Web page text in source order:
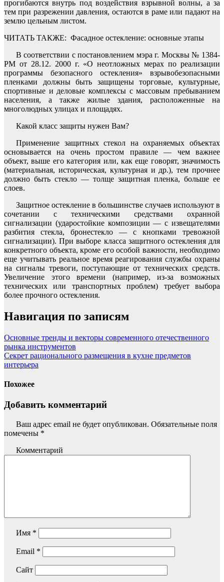
прогибаются внутрь под воздействия взрывной волны, а за
тем при разрежении давления, остаются в раме или падают на
землю цельным листом.
ЧИТАТЬ ТАКЖЕ: Фасадное остекление: основные этапы
В соответствии с постановлением мэра г. Москвы № 1384-
РМ от 28.12. 2000 г. «О неотложных мерах по реализации
программы безопасного остекления» взрывобезопасными
пленками должны быть защищены торговые, культурные,
спортивные и деловые комплексы с массовым пребыванием
населения, а также жилые здания, расположенные на
многолюдных улицах и площадях.
Какой класс защиты нужен Вам?
Применение защитных стекол на охраняемых объектах
основывается на очень простом правиле — чем важнее
объект, выше его категория или, как еще говорят, значимость
(материальная, историческая, культурная и др.), тем прочнее
должно быть стекло — толще защитная пленка, больше ее
слоев.
Защитное остекление в большинстве случаев используют в
сочетании с техническими средствами охранной
сигнализации (ударостойкие композиции — с извещателями
разбития стекла, бронестекло — с кнопками тревожной
сигнализации). При выборе класса защитного остекления для
конкретного объекта, кроме его особой важности, необходимо
еще учитывать реальное время реагирования службы охраны
на сигналы тревоги, поступающие от технических средств.
Увеличение этого времени (например, из-за возможных
технических или транспортных проблем) требует выбора
более прочного остекления.
Навигация по записям
Основные тренды и векторы современного отечественного
рынка инструментов
Секрет рационального размещения в кухне предметов
интерьера
Похожее
Добавить комментарий
Ваш адрес email не будет опубликован. Обязательные поля
помечены *
Комментарий
Имя *
Email *
Сайт